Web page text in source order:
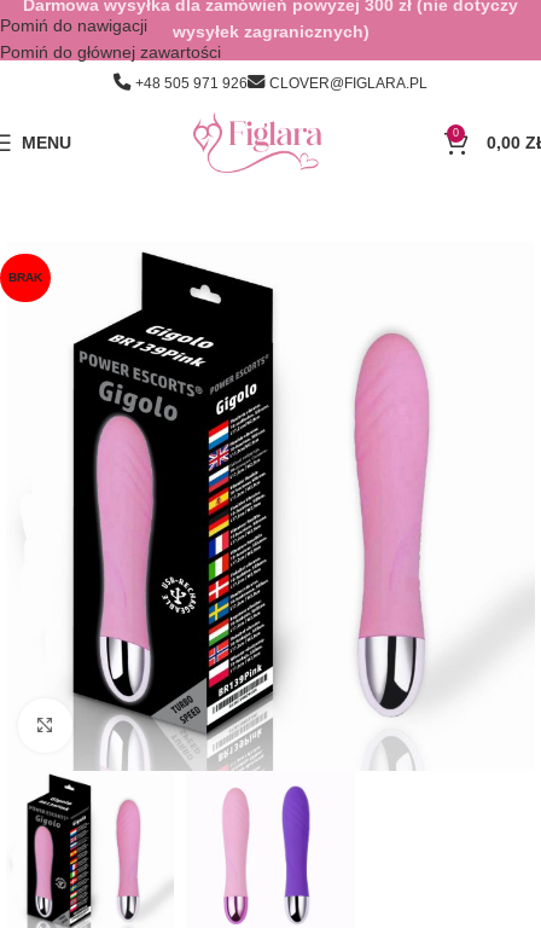
Pomiń do nawigacji
Pomiń do głównej zawartości
+48 505 971 926 CLOVER@FIGLARA.PL
MENU 0 0,00
BRAK
Kliknij, aby powiększyć
Darmowa wysyłka dla zamówień powyżej 300 zł (nie dotyczy
wysyłek zagranicznych)